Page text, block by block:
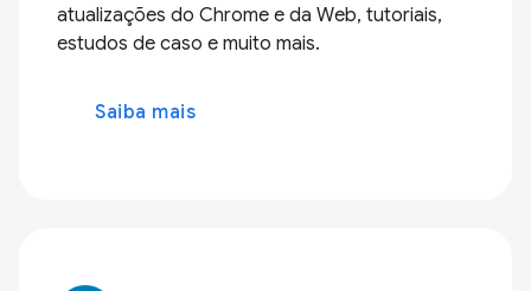
atualizações do Chrome e da Web, tutoriais,
estudos de caso e muito mais.
Saiba mais